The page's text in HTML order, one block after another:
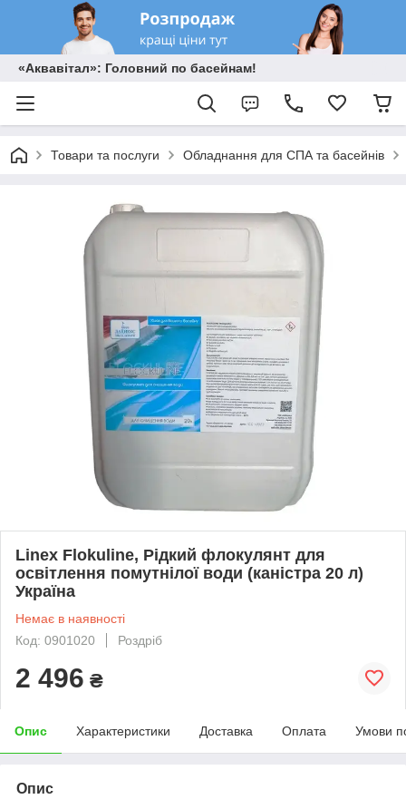
«Аквавітал»: Головний по басейнам!
Товари та послуги Обладнання для СПА та басейнів
Linex Flokuline, Рідкий флокулянт для
освітлення помутнілої води (каністра 20 л)
Україна
Немає в наявності
Код: 0901020
Роздріб
2 496 ₴
Опис Характеристики Доставка Оплата Умови
Опис